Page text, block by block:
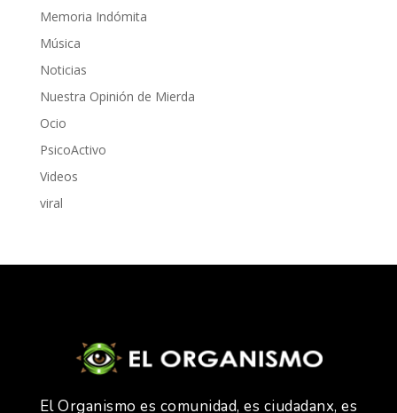
Memoria Indómita
Música
Noticias
Nuestra Opinión de Mierda
Ocio
PsicoActivo
Videos
viral
El Organismo es comunidad, es ciudadanx, es